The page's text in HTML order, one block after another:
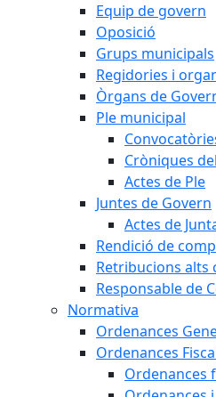
Equip de govern
Oposició
Grups municipals
Regidories i
Òrgans de
Ple municipal
Cròniques
Actes de Ple
Juntes de Govern
Actes de
Rendició de
Retribucions alts
Responsable de
Normativa
Ordenances
Ordenances
Ordenances